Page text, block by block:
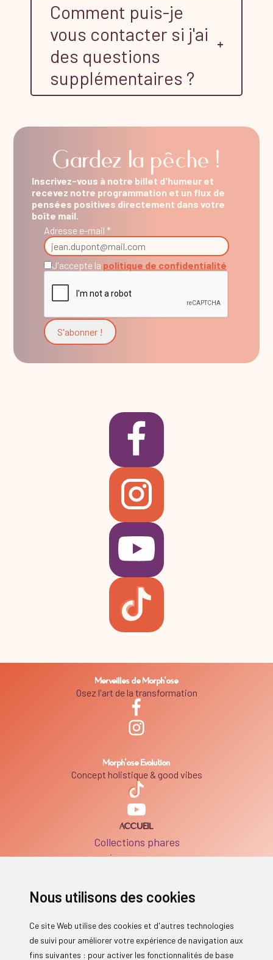
Nous utilisons des cookies
Ce site Web utilise des cookies et d'autres technologies
de suivi pour améliorer votre expérience de navigation aux
fins suivantes : pour activer les fonctionnalités de base
Comment puis-je
vous contacter si j'ai
des questions
supplémentaires ?
Gardez la pêche !
Inscrivez-vous à notre billet d'humeur et
recevez notre programmation et un flux de
pensées positives directement dans votre
boîte mail.
Adresse e-mail *
J'accepte la politique de confidentialité
Merveilles de Morph'ose
Osez l'art de la transformation
Morph'ose Evolution
Concept holistique & good vibes
ACCUEIL
Collections phares
Évènements
BOUTIQUE
Boutique
FAQ Produits
SERVICES
Séances individuelles